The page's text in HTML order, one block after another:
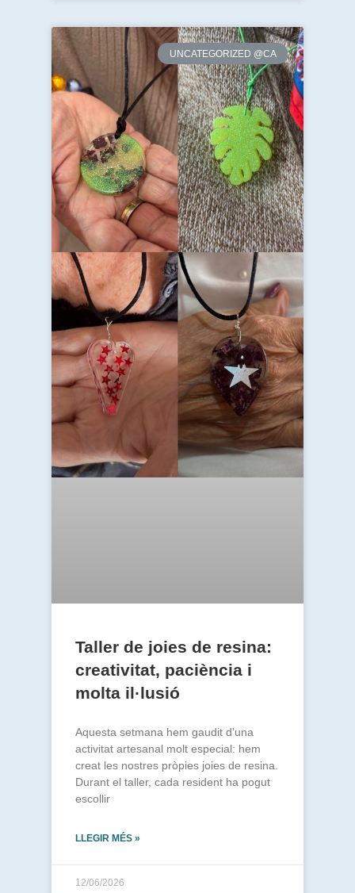
UNCATEGORIZED @CA
Taller de joies de resina:
creativitat, paciència i
molta il·lusió
Aquesta setmana hem gaudit d’una
activitat artesanal molt especial: hem
creat les nostres pròpies joies de resina.
Durant el taller, cada resident ha pogut
escollir
LLEGIR MÉS »
12/06/2026